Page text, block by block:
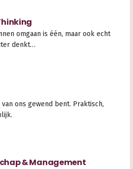
omgaan is één, maar ook echt
denkt…
ons gewend bent. Praktisch,
& Management